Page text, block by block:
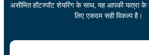
असीमित हॉटस्पॉट शेयरिंग के साथ, यह आपकी यात्रा
लिए एकदम सही विकल्प है।